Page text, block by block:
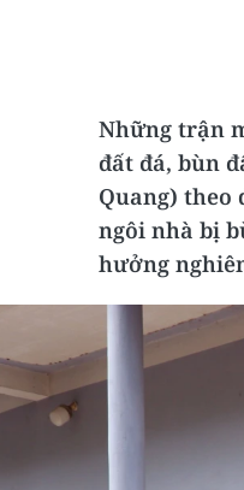
Những trận
đất đá, bùn
Quang) theo
ngôi nhà bị
hưởng